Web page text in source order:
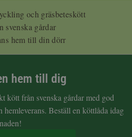
och gräsbeteskött
svenska gårdar
hem till din dörr
hem till dig
kött från svenska gårdar med god
Beställ en köttlåda idag